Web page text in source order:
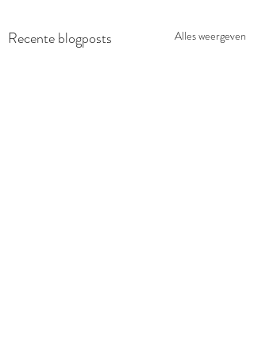
Recente blogposts Alles weergeven